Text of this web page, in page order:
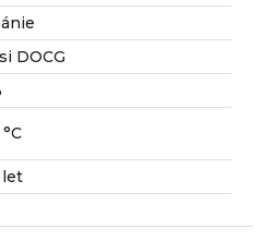
DOCG
let